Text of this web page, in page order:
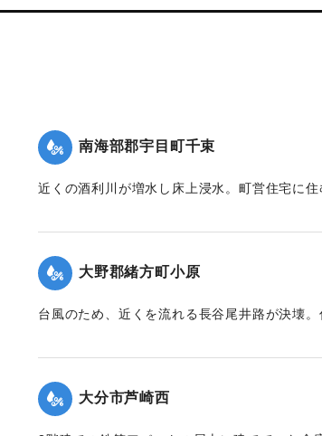
南海部郡宇目町千束
近くの酒利川が増水し床上浸水。町営住宅に
｜固有コード:
大野郡緒方町小原
台風のため、近くを流れる長谷尾井路が決壊
｜固有コード:
大分市芦崎西